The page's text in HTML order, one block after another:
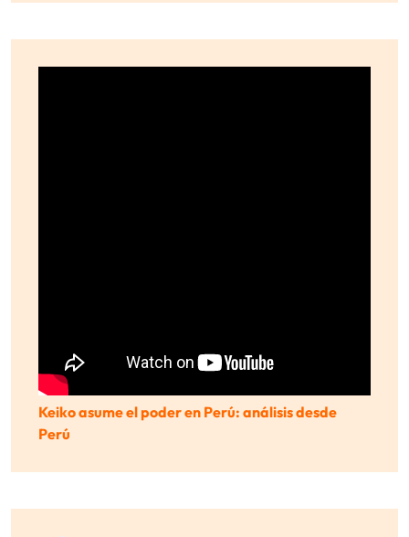
Keiko asume el poder en Perú: análisis desde
Perú